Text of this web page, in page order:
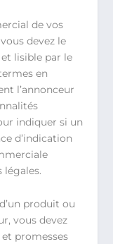
de vos
devez le
lisible par le
en
l’annonceur
indiquer si un
d’indication
légales.
produit ou
vous devez
promesses